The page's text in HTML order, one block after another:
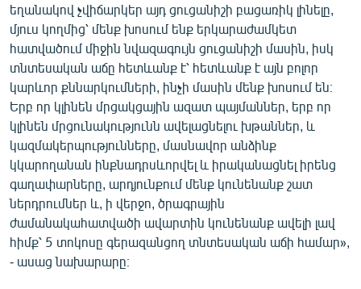
ՀԵՏԵՎԵՔ ՄԵԶ
«Ազատության» բոլոր կայքերը
եղանակով չվիճարկեր այդ ցուցանիշի բացառիկ լինելը,
մյուս կողմից՝ մենք խոսում ենք երկարաժամկետ
հատվածում միջին նվազագույն ցուցանիշի մասին, իսկ
տնտեսական աճը հետևանք է՝ հետևանք է այն բոլոր
կարևոր քննարկումների, ինչի մասին մենք խոսում են։
Երբ որ կլինեն մրցակցային ազատ պայմաններ, երբ որ
կլինեն մրցունակությունն ավելացնելու խթաններ, և
կազմակերպությունները, մասնավոր անձինք
կկարողանան ինքնադրսևորվել և իրականացնել իրենց
գաղափարները, արդյունքում մենք կունենանք շատ
ներդրումներ և, ի վերջո, ծրագրային
ժամանակահատվածի ավարտին կունենանք ավելի լավ
հիմք՝ 5 տոկոսը գերազանցող տնտեսական աճի համար»,
- ասաց նախարարը։